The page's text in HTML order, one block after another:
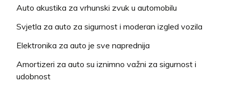
Auto akustika za vrhunski zvuk u automobilu
Svjetla za auto za sigurnost i moderan izgled vozila
Elektronika za auto je sve naprednija
Amortizeri za auto su iznimno važni za sigurnost i
udobnost